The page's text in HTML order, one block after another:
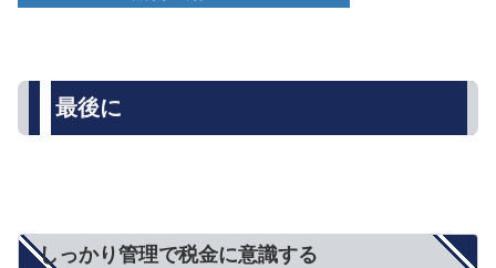
最後に
しっかり管理で税金に意識する